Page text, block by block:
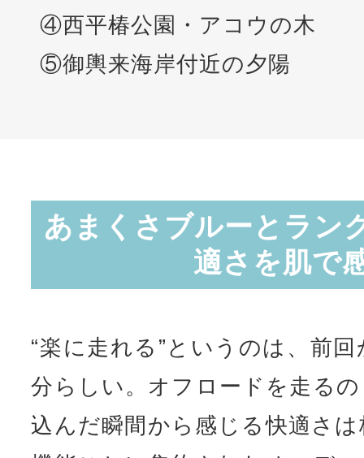
④西平椿公園・アコウの木
⑤御輿来海岸付近の夕陽
あまくさブルーとラン
適さを肌で
“楽に走れる”というのは、前
分らしい。オフロードを走る
込んだ瞬間から感じる快適さ